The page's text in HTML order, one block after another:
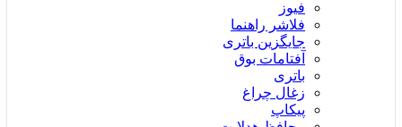
فیوز
فلاشر راهنما
جایگزین باتری
آفتامات بوق
باتری
زغال چراغ
پیکاپ